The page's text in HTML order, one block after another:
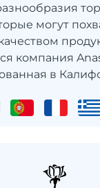
могут
компания
в